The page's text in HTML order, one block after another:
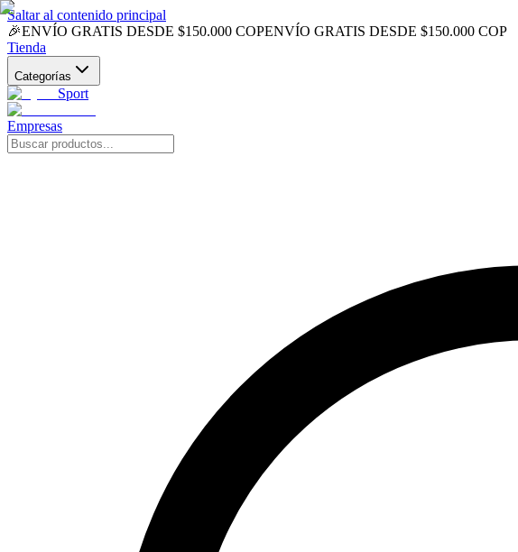
Saltar al contenido principal
🎉ENVÍO GRATIS DESDE $150.000 COPENVÍO GRATIS DESDE $150.000 COP
Tienda
Categorías
Sport
Empresas